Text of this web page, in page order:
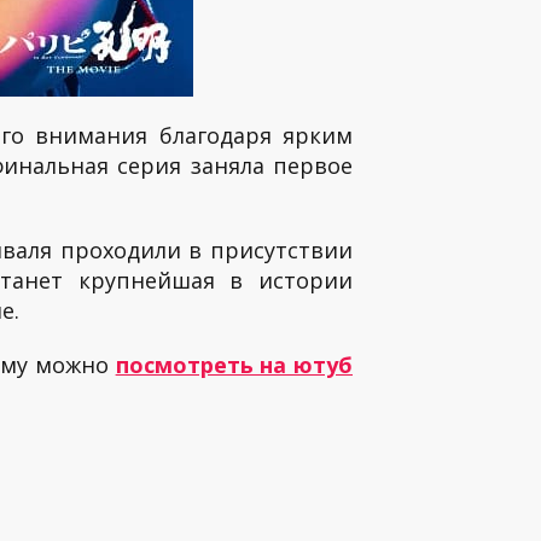
внимания благодаря ярким
серия заняла первое
проходили в присутствии
крупнейшая в истории
можно посмотреть на ютуб